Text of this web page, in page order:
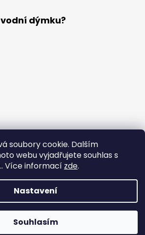
soubory cookie. Dalším
webu vyjadřujete souhlas s
Více informací zde.
Nastavení
Souhlasím
dýmku?
Gang. Všechna práva vyhrazena.